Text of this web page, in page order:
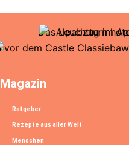
Magazin
Ratgeber
Rezepte aus aller Welt
Menschen